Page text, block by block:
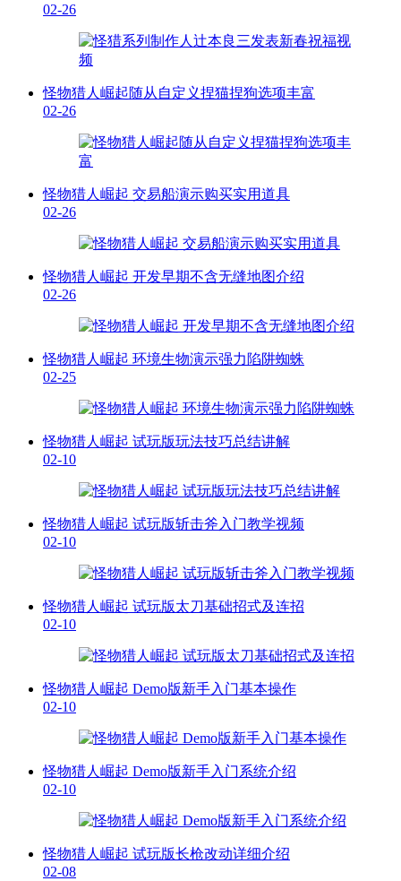
02-26
怪物猎人崛起随从自定义捏猫捏狗选项丰富
02-26
怪物猎人崛起 交易船演示购买实用道具
02-26
怪物猎人崛起 开发早期不含无缝地图介绍
02-26
怪物猎人崛起 环境生物演示强力陷阱蜘蛛
02-25
怪物猎人崛起 试玩版玩法技巧总结讲解
02-10
怪物猎人崛起 试玩版斩击斧入门教学视频
02-10
怪物猎人崛起 试玩版太刀基础招式及连招
02-10
怪物猎人崛起 Demo版新手入门基本操作
02-10
怪物猎人崛起 Demo版新手入门系统介绍
02-10
怪物猎人崛起 试玩版长枪改动详细介绍
02-08